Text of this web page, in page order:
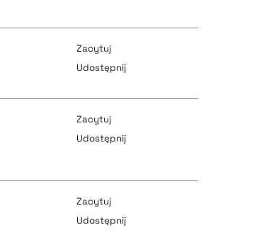
pobierz cytat
pobierz cytat
Zacytuj
Udostępnij
pobierz cytat
Zacytuj
Udostępnij
Zacytuj
Udostępnij